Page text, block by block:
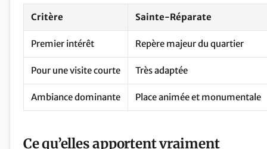
Critère Sainte-Réparate
Premier intérêt Repère majeur du quartier
Pour une visite courte Très adaptée
Ambiance dominante Place animée et monumentale
Ce qu’elles apportent vraiment